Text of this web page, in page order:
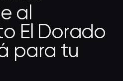
al
El Dorado
para tu